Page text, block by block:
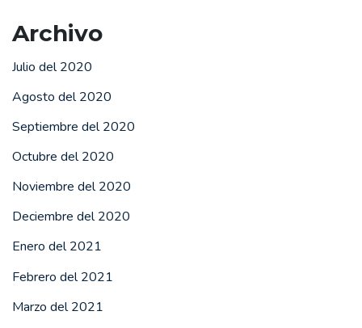
Archivo
Julio del 2020
Agosto del 2020
Septiembre del 2020
Octubre del 2020
Noviembre del 2020
Deciembre del 2020
Enero del 2021
Febrero del 2021
Marzo del 2021